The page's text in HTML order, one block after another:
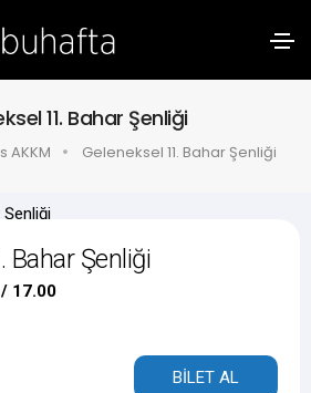
11. Bahar Şenliği
AKKM Geleneksel 11. Bahar Şenliği
Bahar Şenliği
/ 17.00
BİLET AL